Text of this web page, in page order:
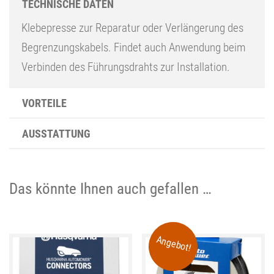
TECHNISCHE DATEN
Klebepresse zur Reparatur oder Verlängerung des
Begrenzungskabels. Findet auch Anwendung beim
Verbinden des Führungsdrahts zur Installation.
VORTEILE
AUSSTATTUNG
Das könnte Ihnen auch gefallen …
Angebot!